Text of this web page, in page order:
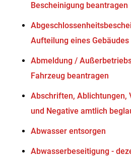
Bescheinigung beantragen
Aufteilung eines
Abmeldung /
Fahrzeug beantragen
Abschriften, Ablichtungen,
und Negative amtlich
Abwasser entsorgen
Abwasserbeseitigung -